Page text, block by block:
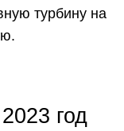
турбину на
год